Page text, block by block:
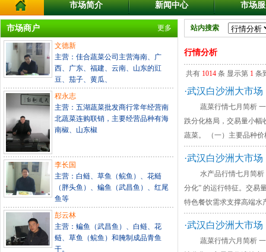
市场简介 新闻中心 市场
市场商户 更多
文德新
主营：佳合蔬菜公司主营海南、广
西、广东、福建、云南、山东的豇
豆、茄子、黄瓜、
程永志
主营：五湖蔬菜批发商行常年经营南
北蔬菜连购联销，主要经营品种有海
南椒、山东椒
李长国
主营：白鲢、草鱼（鲩鱼）、花鲢
（胖头鱼）、鳊鱼（武昌鱼）、红尾
鱼等
彭云林
主营：鳊鱼（武昌鱼）、白鲢、花
鲢、草鱼（鲩鱼）和腌制成品青鱼
干。
站内搜索
行情分析
共有 1014 条 显示第 1 条
·武汉白沙洲大市
蔬菜行情七月简析 一、
跌分化格局，交易量小幅
蔬菜。 （一）主要品种
·武汉白沙洲大市
水产品行情七月简析 一
分化” 的运行特征。交易
特色餐饮需求支撑高端
·武汉白沙洲大市
蔬菜行情六月简析 一、